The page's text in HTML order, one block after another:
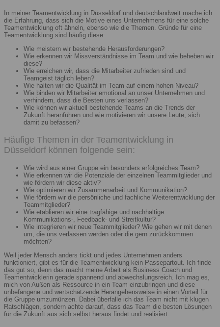
In meiner Teamentwicklung in Düsseldorf und deutschlandweit mache ich
die Erfahrung, dass sich die Motive eines Unternehmens für eine solche
Teamentwicklung oft ähneln, ebenso wie die Themen. Gründe für eine
Teamentwicklung sind häufig diese:
Wie meistern wir bestehende Herausforderungen?
Wie erkennen wir Missverständnisse im Team und wie beheben wir
diese?
Wie erreichen wir, dass die Mitarbeiter zufrieden sind und
Teamgeist täglich leben?
Wie halten wir die Qualität im Team auf einem hohen Niveau?
Wie binden wir Mitarbeiter emotional an unser Unternehmen und
verhindern, dass die Besten uns verlassen?
Wie können wir aktuell bestehende Teams an die Trends der
Zukunft heranführen und wie motivieren wir unsere Leute, sich
damit zu befassen?
Häufige Themen in der Teamentwicklung in
Düsseldorf können folgende sein:
Wie wird aus einer Gruppe ein besonders erfolgreiches Team?
Wie erkennen wir die Potenziale der einzelnen Teammitglieder und
wie fördern wir diese aktiv?
Wie optimieren wir Zusammenarbeit und Kommunikation?
Wie fördern wir die persönliche und fachliche Weiterentwicklung der
Teammitglieder?
Wie etablieren wir eine tragfähige und nachhaltige
Kommunikations-, Feedback- und Streitkultur?
Wie integrieren wir neue Teammitglieder? Wie gehen wir mit denen
um, die uns verlassen werden oder die gern zurückkommen
möchten?
Weil jeder Mensch anders tickt und jedes Unternehmen anders
funktioniert, gibt es für die Teamentwicklung kein Passepartout. Ich finde
das gut so, denn das macht meine Arbeit als Business Coach und
Teamentwicklerin gerade spannend und abwechslungsreich. Ich mag es,
mich von Außen als Ressource in ein Team einzubringen und diese
unbefangene und wertschätzende Herangehensweise in einen Vorteil für
die Gruppe umzumünzen. Dabei überfalle ich das Team nicht mit klugen
Ratschlägen, sondern achte darauf, dass das Team die besten Lösungen
für die Zukunft aus sich selbst heraus findet und realisiert.